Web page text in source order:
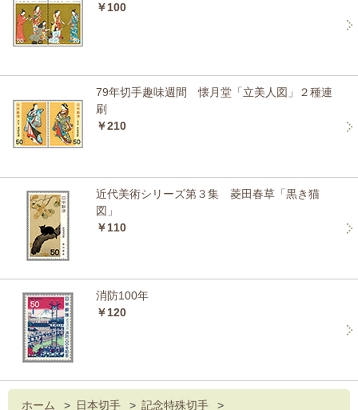
￥100
79年切手趣味週間 懐月堂「立美人図」２種連
刷
￥210
近代美術シリーズ第３集 菱田春草「黒き猫
図」
￥110
消防100年
￥120
ホーム > 日本切手 > 記念特殊切手
>